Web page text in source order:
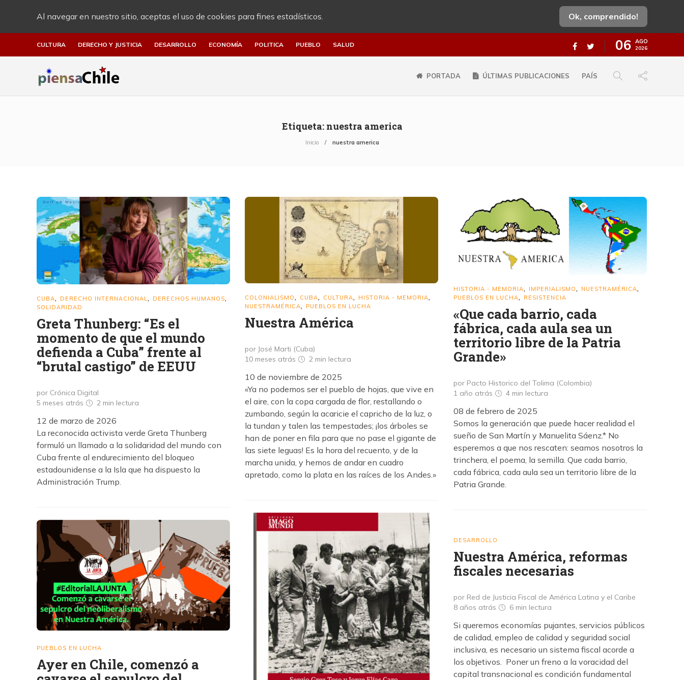
Al navegar en nuestro sitio, aceptas el uso de cookies para fines estadísticos. Ok, comprendido!
CULTURA DERECHO Y JUSTICIA DESARROLLO ECONOMÍA POLITICA PUEBLO SALUD 06 AGO
2026
PORTADA ÚLTIMAS PUBLICACIONES PAÍS
Etiqueta: nuestra america
Inicio nuestra america
CUBA DERECHO INTERNACIONAL DERECHOS HUMANOS
SOLIDARIDAD
Greta Thunberg: “Es el
momento de que el mundo
defienda a Cuba” frente al
“brutal castigo” de EEUU
por Crónica Digital
5 meses atrás
2 min lectura
12 de marzo de 2026
La reconocida activista verde Greta Thunberg
formuló un llamado a la solidaridad del mundo con
Cuba frente al endurecimiento del bloqueo
estadounidense a la Isla que ha dispuesto la
Administración Trump.
COLONIALISMO CUBA CULTURA HISTORIA - MEMORIA
NUESTRAMÉRICA PUEBLOS EN LUCHA
Nuestra América
por José Marti (Cuba)
10 meses atrás
2 min lectura
10 de noviembre de 2025
«Ya no podemos ser el pueblo de hojas, que vive en
el aire, con la copa cargada de flor, restallando o
zumbando, según la acaricie el capricho de la luz, o
la tundan y talen las tempestades; ¡los árboles se
han de poner en fila para que no pase el gigante de
las siete leguas! Es la hora del recuento, y de la
marcha unida, y hemos de andar en cuadro
apretado, como la plata en las raíces de los Andes.»
HISTORIA - MEMORIA IMPERIALISMO NUESTRAMÉRICA
PUEBLOS EN LUCHA RESISTENCIA
«Que cada barrio, cada
fábrica, cada aula sea un
territorio libre de la Patria
Grande»
por Pacto Historico del Tolima (Colombia)
1 año atrás
4 min lectura
08 de febrero de 2025
Somos la generación que puede hacer realidad el
sueño de San Martín y Manuelita Sáenz.* No
esperemos a que nos rescaten: seamos nosotros la
trinchera, el poema, la semilla. Que cada barrio,
cada fábrica, cada aula sea un territorio libre de la
Patria Grande.
PUEBLOS EN LUCHA
Ayer en Chile, comenzó a
DESARROLLO
Nuestra América, reformas
fiscales necesarias
por Red de Justicia Fiscal de América Latina y el Caribe
8 años atrás
6 min lectura
Si queremos economías pujantes, servicios públicos
de calidad, empleo de calidad y seguridad social
inclusiva, es necesario un sistema fiscal acorde a
los objetivos. Poner un freno a la voracidad del
capital transnacional es condición fundamental